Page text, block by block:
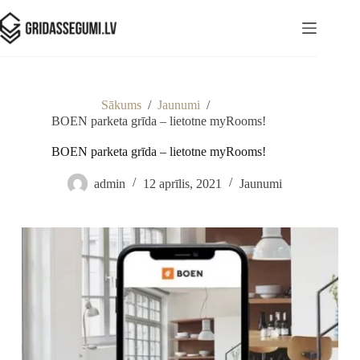
Sākums / Jaunumi /
BOEN parketa grīda – lietotne myRooms!
BOEN parketa grīda – lietotne myRooms!
admin 12 aprīlis, 2021 Jaunumi